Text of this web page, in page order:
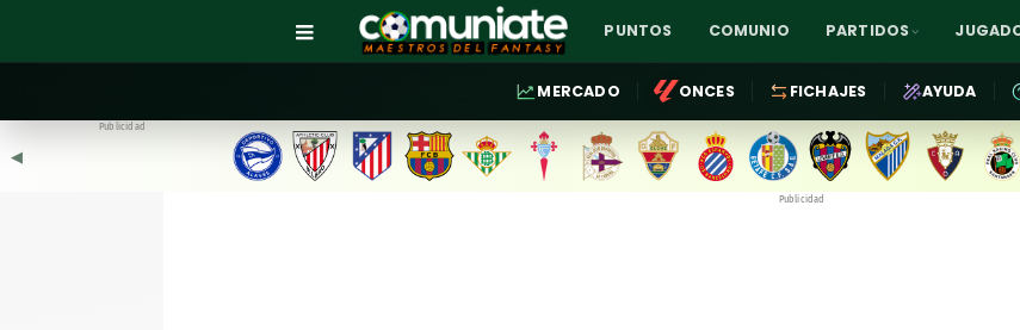
PUNTOS COMUNIO PARTIDOS
MERCADO ONCES FICHAJES AYUDA
◀︎
Publicidad
Publicidad